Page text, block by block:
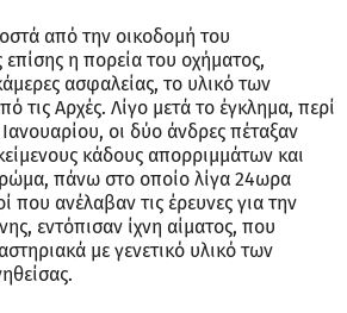
από την οικοδομή του
η πορεία του οχήματος,
ασφαλείας, το υλικό των
τις Αρχές. Λίγο μετά το έγκλημα, περί
οι δύο άνδρες πέταξαν
κάδους απορριμμάτων και
πάνω στο οποίο λίγα 24ωρα
που ανέλαβαν τις έρευνες για την
εντόπισαν ίχνη αίματος, που
με γενετικό υλικό των